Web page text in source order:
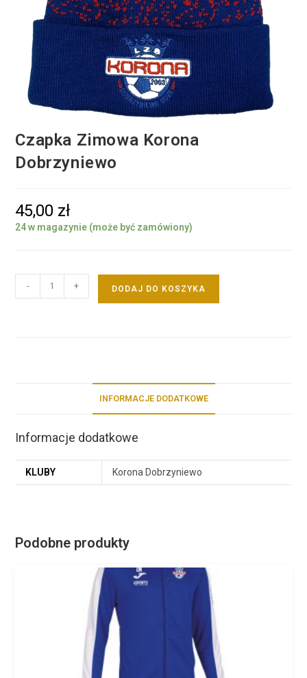
Czapka Zimowa Korona
Dobrzyniewo
45,00 zł
24 w magazynie (może być zamówiony)
- + DODAJ DO KOSZYKA
INFORMACJE DODATKOWE
Informacje dodatkowe
KLUBY Korona Dobrzyniewo
Podobne produkty